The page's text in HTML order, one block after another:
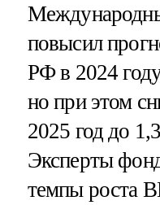
повысил
РФ в 2024
но при этом
2025 год до
Эксперты
темпы роста